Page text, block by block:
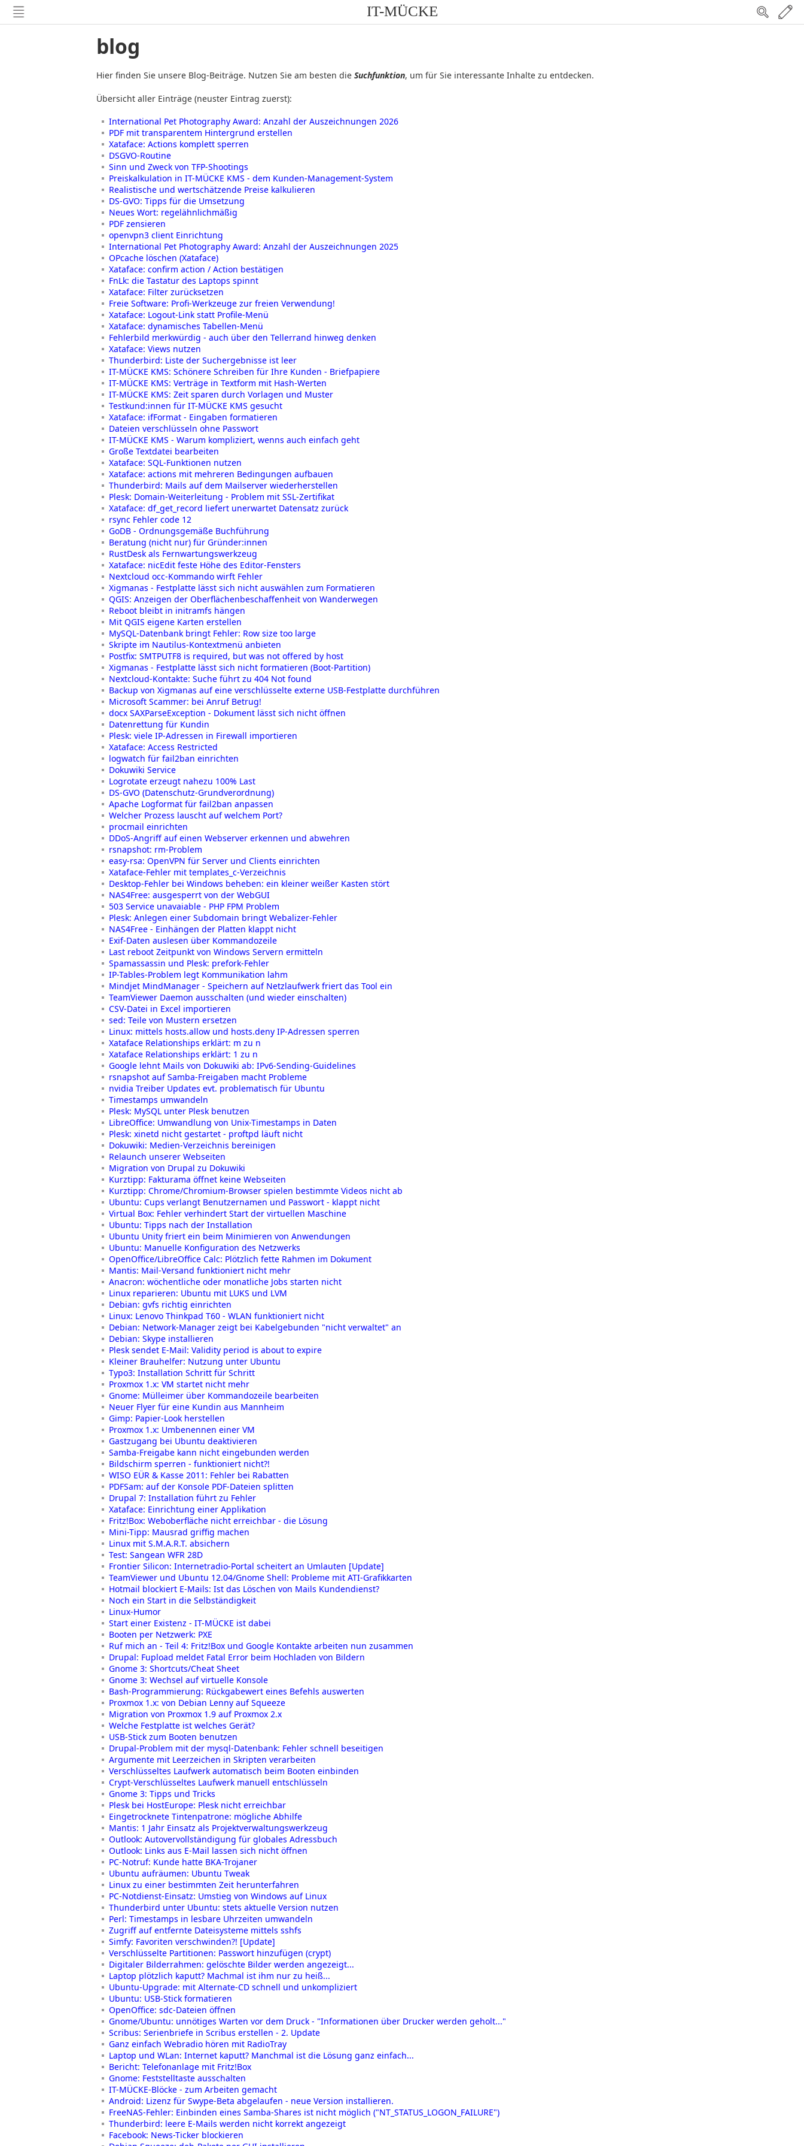
IT-MÜCKE
blog
Hier finden Sie unsere Blog-Beiträge. Nutzen Sie am besten die Suchfunktion, um für Sie interessante Inhalte zu entdecken.
Übersicht aller Einträge (neuster Eintrag zuerst):
International Pet Photography Award: Anzahl der Auszeichnungen 2026
PDF mit transparentem Hintergrund erstellen
Xataface: Actions komplett sperren
DSGVO-Routine
Sinn und Zweck von TFP-Shootings
Preiskalkulation in IT-MÜCKE KMS - dem Kunden-Management-System
Realistische und wertschätzende Preise kalkulieren
DS-GVO: Tipps für die Umsetzung
Neues Wort: regelähnlichmäßig
PDF zensieren
openvpn3 client Einrichtung
International Pet Photography Award: Anzahl der Auszeichnungen 2025
OPcache löschen (Xataface)
Xataface: confirm action / Action bestätigen
FnLk: die Tastatur des Laptops spinnt
Xataface: Filter zurücksetzen
Freie Software: Profi-Werkzeuge zur freien Verwendung!
Xataface: Logout-Link statt Profile-Menü
Xataface: dynamisches Tabellen-Menü
Fehlerbild merkwürdig - auch über den Tellerrand hinweg denken
Xataface: Views nutzen
Thunderbird: Liste der Suchergebnisse ist leer
IT-MÜCKE KMS: Schönere Schreiben für Ihre Kunden - Briefpapiere
IT-MÜCKE KMS: Verträge in Textform mit Hash-Werten
IT-MÜCKE KMS: Zeit sparen durch Vorlagen und Muster
Testkund:innen für IT-MÜCKE KMS gesucht
Xataface: ifFormat - Eingaben formatieren
Dateien verschlüsseln ohne Passwort
IT-MÜCKE KMS - Warum kompliziert, wenns auch einfach geht
Große Textdatei bearbeiten
Xataface: SQL-Funktionen nutzen
Xataface: actions mit mehreren Bedingungen aufbauen
Thunderbird: Mails auf dem Mailserver wiederherstellen
Plesk: Domain-Weiterleitung - Problem mit SSL-Zertifikat
Xataface: df_get_record liefert unerwartet Datensatz zurück
rsync Fehler code 12
GoDB - Ordnungsgemäße Buchführung
Beratung (nicht nur) für Gründer:innen
RustDesk als Fernwartungswerkzeug
Xataface: nicEdit feste Höhe des Editor-Fensters
Nextcloud occ-Kommando wirft Fehler
Xigmanas - Festplatte lässt sich nicht auswählen zum Formatieren
QGIS: Anzeigen der Oberflächenbeschaffenheit von Wanderwegen
Reboot bleibt in initramfs hängen
Mit QGIS eigene Karten erstellen
MySQL-Datenbank bringt Fehler: Row size too large
Skripte im Nautilus-Kontextmenü anbieten
Postfix: SMTPUTF8 is required, but was not offered by host
Xigmanas - Festplatte lässt sich nicht formatieren (Boot-Partition)
Nextcloud-Kontakte: Suche führt zu 404 Not found
Backup von Xigmanas auf eine verschlüsselte externe USB-Festplatte durchführen
Microsoft Scammer: bei Anruf Betrug!
docx SAXParseException - Dokument lässt sich nicht öffnen
Datenrettung für Kundin
Plesk: viele IP-Adressen in Firewall importieren
Xataface: Access Restricted
logwatch für fail2ban einrichten
Dokuwiki Service
Logrotate erzeugt nahezu 100% Last
DS-GVO (Datenschutz-Grundverordnung)
Apache Logformat für fail2ban anpassen
Welcher Prozess lauscht auf welchem Port?
procmail einrichten
DDoS-Angriff auf einen Webserver erkennen und abwehren
rsnapshot: rm-Problem
easy-rsa: OpenVPN für Server und Clients einrichten
Xataface-Fehler mit templates_c-Verzeichnis
Desktop-Fehler bei Windows beheben: ein kleiner weißer Kasten stört
NAS4Free: ausgesperrt von der WebGUI
503 Service unavaiable - PHP FPM Problem
Plesk: Anlegen einer Subdomain bringt Webalizer-Fehler
NAS4Free - Einhängen der Platten klappt nicht
Exif-Daten auslesen über Kommandozeile
Last reboot Zeitpunkt von Windows Servern ermitteln
Spamassassin und Plesk: prefork-Fehler
IP-Tables-Problem legt Kommunikation lahm
Mindjet MindManager - Speichern auf Netzlaufwerk friert das Tool ein
TeamViewer Daemon ausschalten (und wieder einschalten)
CSV-Datei in Excel importieren
sed: Teile von Mustern ersetzen
Linux: mittels hosts.allow und hosts.deny IP-Adressen sperren
Xataface Relationships erklärt: m zu n
Xataface Relationships erklärt: 1 zu n
Google lehnt Mails von Dokuwiki ab: IPv6-Sending-Guidelines
rsnapshot auf Samba-Freigaben macht Probleme
nvidia Treiber Updates evt. problematisch für Ubuntu
Timestamps umwandeln
Plesk: MySQL unter Plesk benutzen
LibreOffice: Umwandlung von Unix-Timestamps in Daten
Plesk: xinetd nicht gestartet - proftpd läuft nicht
Dokuwiki: Medien-Verzeichnis bereinigen
Relaunch unserer Webseiten
Migration von Drupal zu Dokuwiki
Kurztipp: Fakturama öffnet keine Webseiten
Kurztipp: Chrome/Chromium-Browser spielen bestimmte Videos nicht ab
Ubuntu: Cups verlangt Benutzernamen und Passwort - klappt nicht
Virtual Box: Fehler verhindert Start der virtuellen Maschine
Ubuntu: Tipps nach der Installation
Ubuntu Unity friert ein beim Minimieren von Anwendungen
Ubuntu: Manuelle Konfiguration des Netzwerks
OpenOffice/LibreOffice Calc: Plötzlich fette Rahmen im Dokument
Mantis: Mail-Versand funktioniert nicht mehr
Anacron: wöchentliche oder monatliche Jobs starten nicht
Linux reparieren: Ubuntu mit LUKS und LVM
Debian: gvfs richtig einrichten
Linux: Lenovo Thinkpad T60 - WLAN funktioniert nicht
Debian: Network-Manager zeigt bei Kabelgebunden "nicht verwaltet" an
Debian: Skype installieren
Plesk sendet E-Mail: Validity period is about to expire
Kleiner Brauhelfer: Nutzung unter Ubuntu
Typo3: Installation Schritt für Schritt
Proxmox 1.x: VM startet nicht mehr
Gnome: Mülleimer über Kommandozeile bearbeiten
Neuer Flyer für eine Kundin aus Mannheim
Gimp: Papier-Look herstellen
Proxmox 1.x: Umbenennen einer VM
Gastzugang bei Ubuntu deaktivieren
Samba-Freigabe kann nicht eingebunden werden
Bildschirm sperren - funktioniert nicht?!
WISO EÜR & Kasse 2011: Fehler bei Rabatten
PDFSam: auf der Konsole PDF-Dateien splitten
Drupal 7: Installation führt zu Fehler
Xataface: Einrichtung einer Applikation
Fritz!Box: Weboberfläche nicht erreichbar - die Lösung
Mini-Tipp: Mausrad griffig machen
Linux mit S.M.A.R.T. absichern
Test: Sangean WFR 28D
Frontier Silicon: Internetradio-Portal scheitert an Umlauten [Update]
TeamViewer und Ubuntu 12.04/Gnome Shell: Probleme mit ATI-Grafikkarten
Hotmail blockiert E-Mails: Ist das Löschen von Mails Kundendienst?
Noch ein Start in die Selbständigkeit
Linux-Humor
Start einer Existenz - IT-MÜCKE ist dabei
Booten per Netzwerk: PXE
Ruf mich an - Teil 4: Fritz!Box und Google Kontakte arbeiten nun zusammen
Drupal: Fupload meldet Fatal Error beim Hochladen von Bildern
Gnome 3: Shortcuts/Cheat Sheet
Gnome 3: Wechsel auf virtuelle Konsole
Bash-Programmierung: Rückgabewert eines Befehls auswerten
Proxmox 1.x: von Debian Lenny auf Squeeze
Migration von Proxmox 1.9 auf Proxmox 2.x
Welche Festplatte ist welches Gerät?
USB-Stick zum Booten benutzen
Drupal-Problem mit der mysql-Datenbank: Fehler schnell beseitigen
Argumente mit Leerzeichen in Skripten verarbeiten
Verschlüsseltes Laufwerk automatisch beim Booten einbinden
Crypt-Verschlüsseltes Laufwerk manuell entschlüsseln
Gnome 3: Tipps und Tricks
Plesk bei HostEurope: Plesk nicht erreichbar
Eingetrocknete Tintenpatrone: mögliche Abhilfe
Mantis: 1 Jahr Einsatz als Projektverwaltungswerkzeug
Outlook: Autovervollständigung für globales Adressbuch
Outlook: Links aus E-Mail lassen sich nicht öffnen
PC-Notruf: Kunde hatte BKA-Trojaner
Ubuntu aufräumen: Ubuntu Tweak
Linux zu einer bestimmten Zeit herunterfahren
PC-Notdienst-Einsatz: Umstieg von Windows auf Linux
Thunderbird unter Ubuntu: stets aktuelle Version nutzen
Perl: Timestamps in lesbare Uhrzeiten umwandeln
Zugriff auf entfernte Dateisysteme mittels sshfs
Simfy: Favoriten verschwinden?! [Update]
Verschlüsselte Partitionen: Passwort hinzufügen (crypt)
Digitaler Bilderrahmen: gelöschte Bilder werden angezeigt...
Laptop plötzlich kaputt? Machmal ist ihm nur zu heiß...
Ubuntu-Upgrade: mit Alternate-CD schnell und unkompliziert
Ubuntu: USB-Stick formatieren
OpenOffice: sdc-Dateien öffnen
Gnome/Ubuntu: unnötiges Warten vor dem Druck - "Informationen über Drucker werden geholt..."
Scribus: Serienbriefe in Scribus erstellen - 2. Update
Ganz einfach Webradio hören mit RadioTray
Laptop und WLan: Internet kaputt? Manchmal ist die Lösung ganz einfach...
Bericht: Telefonanlage mit Fritz!Box
Gnome: Feststelltaste ausschalten
IT-MÜCKE-Blöcke - zum Arbeiten gemacht
Android: Lizenz für Swype-Beta abgelaufen - neue Version installieren.
FreeNAS-Fehler: Einbinden eines Samba-Shares ist nicht möglich ("NT_STATUS_LOGON_FAILURE")
Thunderbird: leere E-Mails werden nicht korrekt angezeigt
Facebook: News-Ticker blockieren